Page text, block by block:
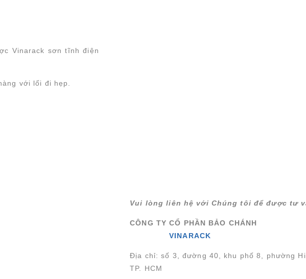
Vinarack sơn tĩnh điện
với lối đi hẹp.
Vui lòng liên hệ với Chúng tôi để được tư
CÔNG TY CỔ PHẦN BẢO CHÁNH
VINARACK
Địa chỉ: số 3, đường 40, khu phố 8, phường
TP. HCM